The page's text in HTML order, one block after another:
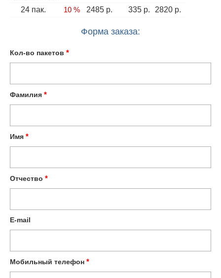
24 пак. 10 % 2485 р. 335 р. 2820 р.
Форма заказа:
Кол-во пакетов *
Фамилия *
Имя *
Отчество *
E-mail
Мобильный телефон *